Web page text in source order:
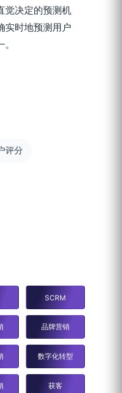
觉决定的预测机
实时地预测用户
评分
SCRM
品牌营销
数字化转型
获客